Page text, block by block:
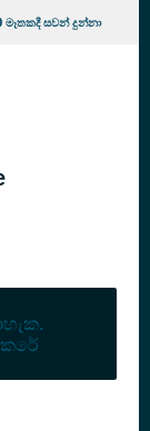
මෑතකදී සවන් දුන්නා